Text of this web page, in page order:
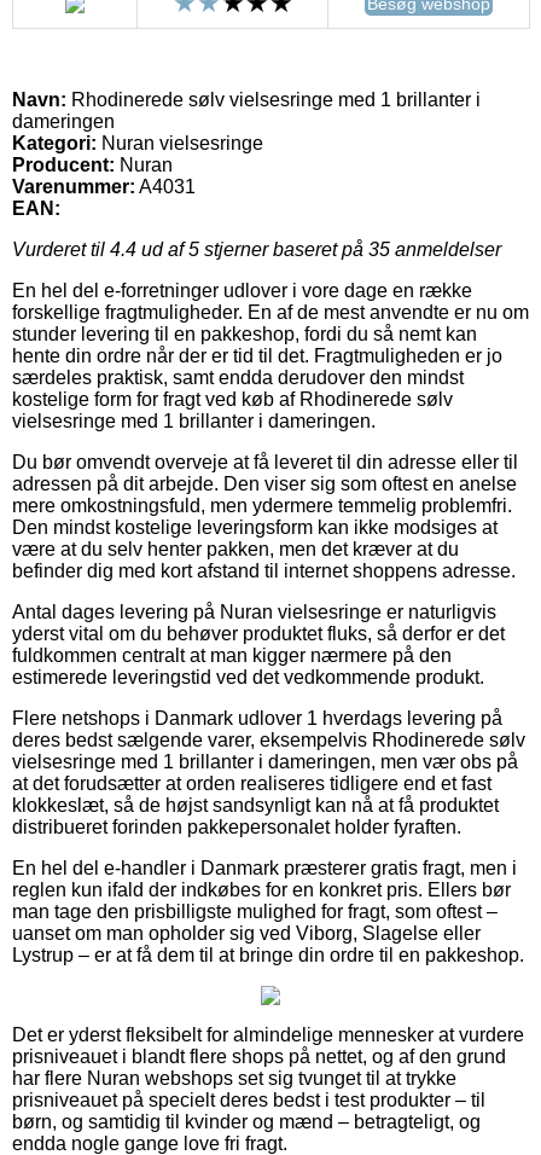
Navn: Rhodinerede sølv vielsesringe med 1 brillanter i
dameringen
Kategori: Nuran vielsesringe
Producent: Nuran
Varenummer: A4031
EAN:
Vurderet til 4.4 ud af 5 stjerner baseret på 35 anmeldelser
En hel del e-forretninger udlover i vore dage en række
forskellige fragtmuligheder. En af de mest anvendte er nu om
stunder levering til en pakkeshop, fordi du så nemt kan
hente din ordre når der er tid til det. Fragtmuligheden er jo
særdeles praktisk, samt endda derudover den mindst
kostelige form for fragt ved køb af Rhodinerede sølv
vielsesringe med 1 brillanter i dameringen.
Du bør omvendt overveje at få leveret til din adresse eller til
adressen på dit arbejde. Den viser sig som oftest en anelse
mere omkostningsfuld, men ydermere temmelig problemfri.
Den mindst kostelige leveringsform kan ikke modsiges at
være at du selv henter pakken, men det kræver at du
befinder dig med kort afstand til internet shoppens adresse.
Antal dages levering på Nuran vielsesringe er naturligvis
yderst vital om du behøver produktet fluks, så derfor er det
fuldkommen centralt at man kigger nærmere på den
estimerede leveringstid ved det vedkommende produkt.
Flere netshops i Danmark udlover 1 hverdags levering på
deres bedst sælgende varer, eksempelvis Rhodinerede sølv
vielsesringe med 1 brillanter i dameringen, men vær obs på
at det forudsætter at orden realiseres tidligere end et fast
klokkeslæt, så de højst sandsynligt kan nå at få produktet
distribueret forinden pakkepersonalet holder fyraften.
En hel del e-handler i Danmark præsterer gratis fragt, men i
reglen kun ifald der indkøbes for en konkret pris. Ellers bør
man tage den prisbilligste mulighed for fragt, som oftest –
uanset om man opholder sig ved Viborg, Slagelse eller
Lystrup – er at få dem til at bringe din ordre til en pakkeshop.
Det er yderst fleksibelt for almindelige mennesker at vurdere
prisniveauet i blandt flere shops på nettet, og af den grund
har flere Nuran webshops set sig tvunget til at trykke
prisniveauet på specielt deres bedst i test produkter – til
børn, og samtidig til kvinder og mænd – betragteligt, og
endda nogle gange love fri fragt.